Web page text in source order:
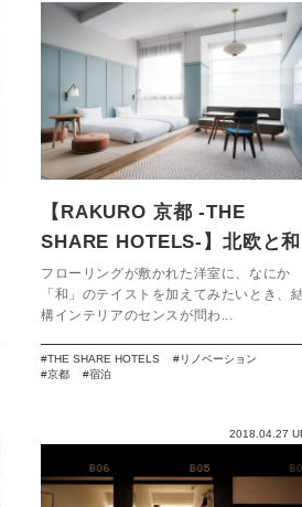
【RAKURO 京都 -THE
SHARE HOTELS-】北欧と和
の融合を京都で感じる。
フローリングが敷かれた洋室に、なにか
「和」のテイストを加えてみたいとき、
構インテリアのセンスが問わ...
THE SHARE HOTELS
リノベーション
京都
宿泊
2018.04.27